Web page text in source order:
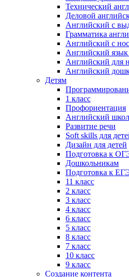
Технический
Деловой
Английский с
Грамматика
Английский с
Английский
Английский для
Английский
Детям
1 класс
Профориентация
Английский
Развитие речи
Soft skills для
Дизайн для детей
Подготовка к
Дошкольникам
Подготовка к
11 класс
2 класс
3 класс
4 класс
6 класс
5 класс
8 класс
7 класс
10 класс
9 класс
Создание контента